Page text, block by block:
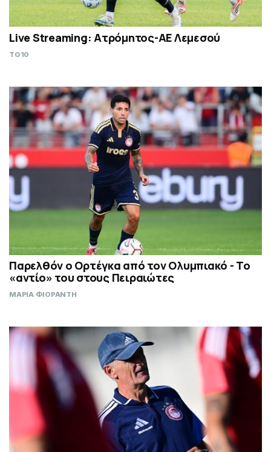
Live Streaming: Ατρόμητος-ΑΕ Λεμεσού
TO10
Παρελθόν ο Ορτέγκα από τον Ολυμπιακό - Το
«αντίο» του στους Πειραιώτες
ΜΑΡΙΑ ΦΙΟΡΑΝΤΗ